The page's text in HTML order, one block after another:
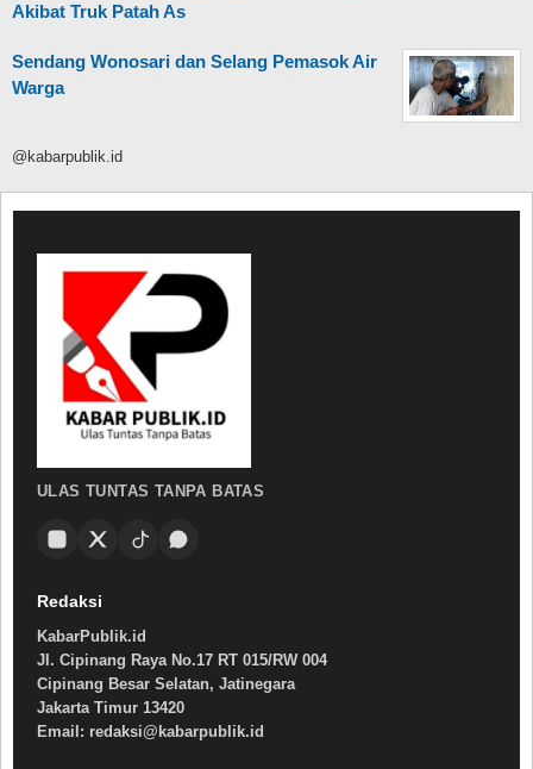
Akibat Truk Patah As
Sendang Wonosari dan Selang Pemasok Air
Warga
@kabarpublik.id
ULAS TUNTAS TANPA BATAS
Redaksi
KabarPublik.id
Jl. Cipinang Raya No.17 RT 015/RW 004
Cipinang Besar Selatan, Jatinegara
Jakarta Timur 13420
Email: redaksi@kabarpublik.id